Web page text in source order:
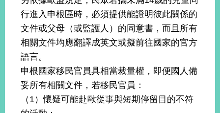
行進入申根區時，必須提供能證明彼此關係的
文件或父母（或監護人）的同意書，而且所有
相關文件均應翻譯成英文或擬前往國家的官方
語言。
申根國家移民官員具相當裁量權，即便國人備
妥所有相關文件，若移民官員：
（1）懷疑可能赴歐從事與短期停留目的不符